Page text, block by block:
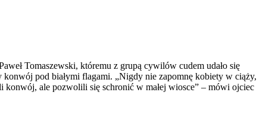
Tomaszewski, któremu z grupą cywilów cudem udało się
pod białymi flagami. „Nigdy nie zapomnę kobiety w ciąży,
konwój, ale pozwolili się schronić w małej wiosce” – mówi ojciec